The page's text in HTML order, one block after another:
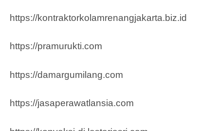
https://kontraktorkolamrenangjakarta.biz.id
https://pramurukti.com
https://damargumilang.com
https://jasaperawatlansia.com